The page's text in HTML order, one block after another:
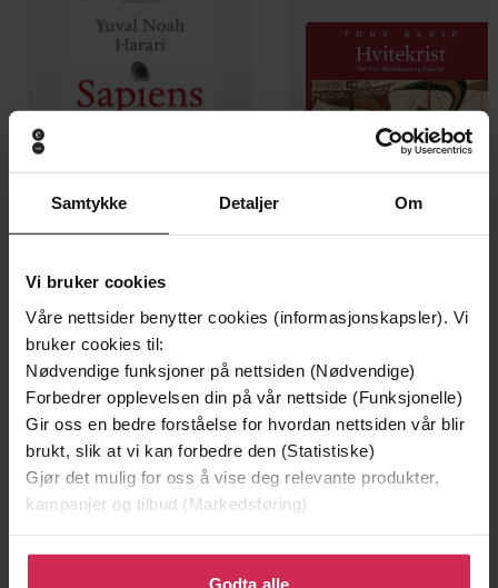
Samtykke Detaljer Om
Vi bruker cookies
Våre nettsider benytter cookies (informasjonskapsler). Vi
bruker cookies til:
Nødvendige funksjoner på nettsiden (Nødvendige)
Forbedrer opplevelsen din på vår nettside (Funksjonelle)
Gir oss en bedre forståelse for hvordan nettsiden vår blir
brukt, slik at vi kan forbedre den (Statistiske)
Gjør det mulig for oss å vise deg relevante produkter,
kampanjer og tilbud (Markedsføring)
Klikk på «Godta alle» for å gi oss ditt samtykke til å
bruke cookies for alle disse formålene. Du kan også
Godta alle
249,-
Yuval Noah Harari
Tore Skeie
Undertittel frontsøstrene på østfronten
Belsvik(innleser)